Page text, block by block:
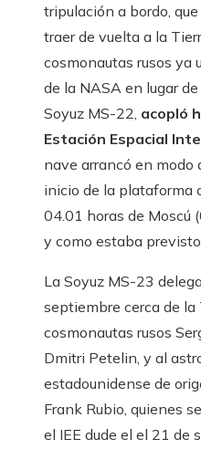
tripulación a bordo,
traer de vuelta a la
cosmonautas rusos ya
de la NASA en lugar
Soyuz MS-22, acopló
Estación Espacial
nave arrancó en modo
inicio de la plataforma
04.01 horas de Moscú
y como estaba previsto.
La Soyuz MS-23
septiembre cerca de la
cosmonautas rusos
Dmitri Petelin, y al
estadounidense de
Frank Rubio, quienes
el IEE dude el el 21 de